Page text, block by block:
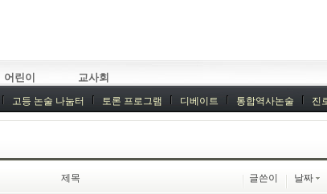
어린이 교사회
고등 논술 나눔터 토론 프로그램 디베이트 통합역사논술
진
외부강좌
제목 글쓴이 날짜